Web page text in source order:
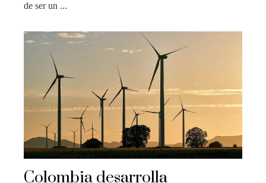
de ser un ...
Colombia desarrolla